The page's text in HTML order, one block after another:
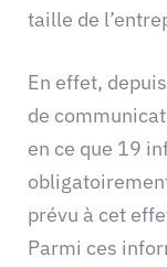
taille de
En effet,
de
en ce que 19
prévu à cet
Parmi ces